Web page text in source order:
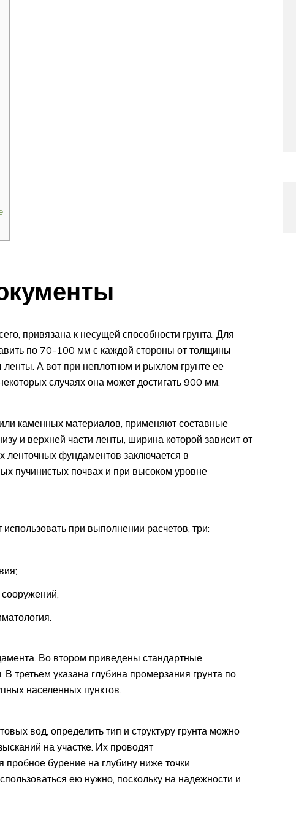
привязана к несущей способности грунта. Для
по 70-100 мм с каждой стороны от толщины
А вот при неплотном и рыхлом грунте ее
случаях она может достигать 900 мм.
каменных материалов, применяют составные
и верхней части ленты, ширина которой зависит от
фундаментов заключается в
пучинистых почвах и при высоком уровне
при выполнении расчетов, три:
Во втором приведены стандартные
третьем указана глубина промерзания грунта по
населенных пунктов.
вод, определить тип и структуру грунта можно
на участке. Их проводят
бурение на глубину ниже точки
ею нужно, поскольку на надежности и